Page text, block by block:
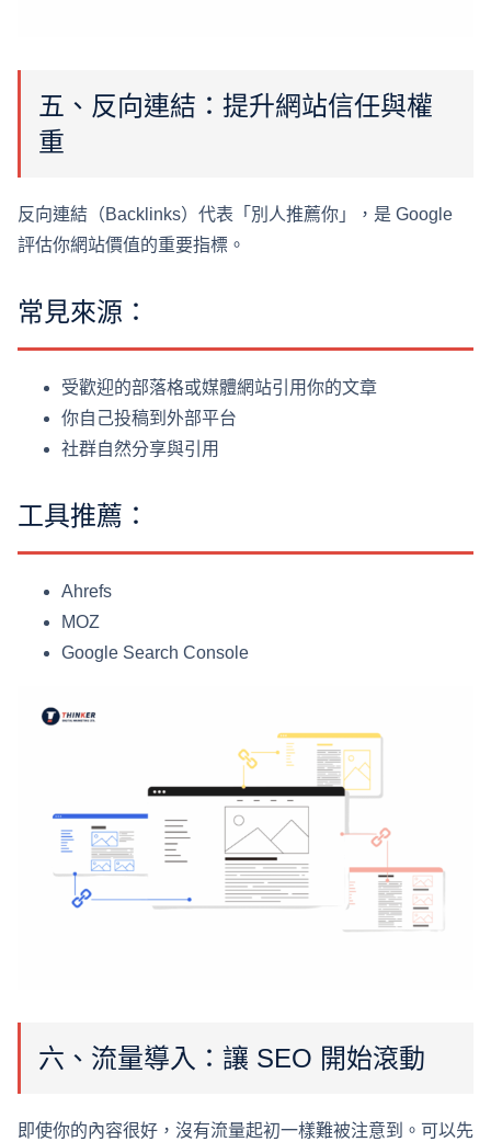
五、反向連結：提升網站信任與權
重
反向連結（Backlinks）代表「別人推薦你」，是 Google
評估你網站價值的重要指標。
常見來源：
受歡迎的部落格或媒體網站引用你的文章
你自己投稿到外部平台
社群自然分享與引用
工具推薦：
Ahrefs
MOZ
Google Search Console
六、流量導入：讓 SEO 開始滾動
即使你的內容很好，沒有流量起初一樣難被注意到。可以先